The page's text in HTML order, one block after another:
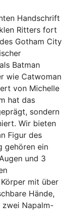
Handschrift
Ritters fort
Gotham City
Batman
wie Catwoman
von Michelle
hat das
sondern
Wir bieten
Figur des
gehören ein
und 3
mit über
Hände,
zwei Napalm-